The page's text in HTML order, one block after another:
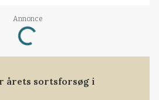
Annonce
Loading...
årets sortsforsøg i